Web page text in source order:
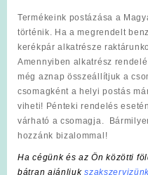
Termékeink postázása a
történik. Ha a megrendelt
kerékpár alkatrésze
Amennyiben alkatrész
még aznap összeállítjuk a
csomagként a helyi postás
viheti! Pénteki rendelés
várható a csomagja.
hozzánk bizalommal!
Ha cégünk és az Ön közötti
bátran ajánljuk